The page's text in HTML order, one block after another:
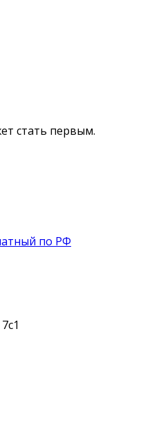
стать первым.
по РФ